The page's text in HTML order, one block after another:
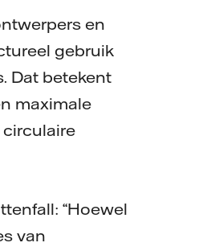
en
gebruik
Dat betekent
maximale
“Hoewel
van